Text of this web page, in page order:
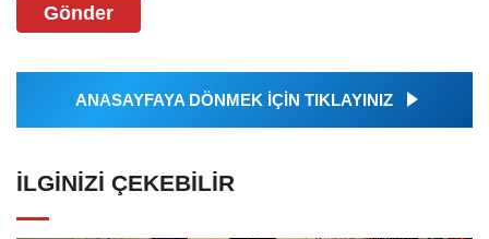
Gönder
ANASAYFAYA DÖNMEK İÇİN TIKLAYINIZ
İLGINIZI ÇEKEBILIR